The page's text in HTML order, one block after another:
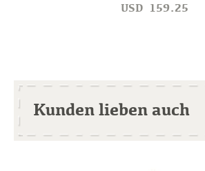
USD 159.25
Kunden lieben auch